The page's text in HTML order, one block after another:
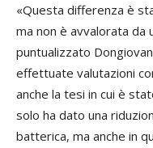
«Questa differenza è
ma non è avvalorata da
puntualizzato
effettuate valutazioni
anche la tesi in cui è
solo ha dato una
batterica, ma anche in